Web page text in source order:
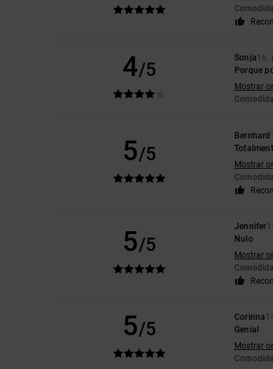
4/5
Sonja16.
Porque
Mostrar
5/5
Bernhard
Mostrar
5/5
Jennifer
Nulo
Mostrar
5/5
Corinna
Genial
Mostrar